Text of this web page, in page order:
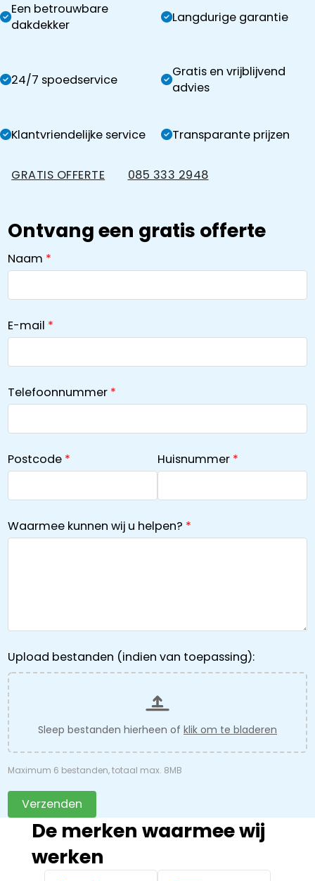
Een betrouwbare
dakdekker
Langdurige garantie
24/7 spoedservice
Gratis en vrijblijvend
advies
Klantvriendelijke service Transparante prijzen
GRATIS OFFERTE 085 333 2948
Ontvang een gratis offerte
Naam
E-mail
Telefoonnummer
Postcode Huisnummer
Waarmee kunnen wij u helpen?
Upload bestanden (indien van toepassing):
Sleep bestanden hierheen of klik om te bladeren
Maximum 6 bestanden, totaal max. 8MB
Verzenden
De merken waarmee wij
werken